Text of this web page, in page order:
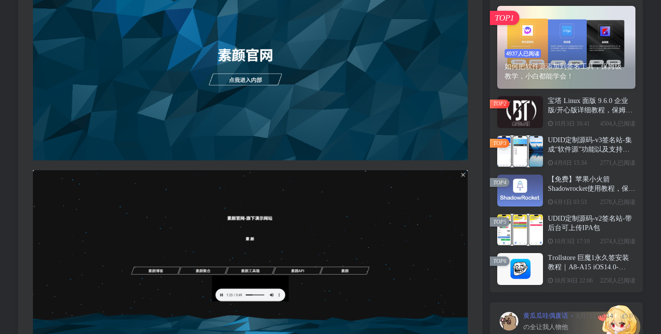
4937人已阅读
如何把软件源添加到签名工具，保姆级
教学，小白都能学会！
TOP1
宝塔 Linux 面版 9.6.0 企业
版/开心版详细教程，保姆级
10月3日 16:41 4504人已阅读
TOP2
UDID定制源码-v3签名站-集
成“软件源”功能以及支持上
传“免费证书”自签
4月8日 15:34 2771人已阅读
TOP3
【免费】苹果小火箭
Shadowrocket使用教程，保姆
级教学请勿用于违法行为！
6月1日 03:53 2578人已阅读
TOP4
UDID定制源码-v2签名站-带
后台可上传IPA包
10月3日 17:10 2574人已阅读
TOP5
Trollstore 巨魔1永久签安装
教程｜A8-A15 iOS14.0-
15.4.1
10月30日 22:06 2258人已阅读
TOP6
黄瓜瓜哇偶废话 8月7日 16:14
0
の全让我人物他